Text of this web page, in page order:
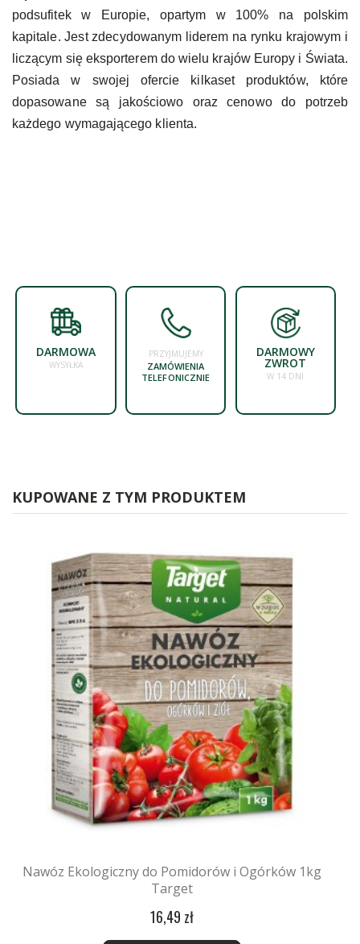
podsufitek w Europie, opartym w 100% na polskim
kapitale. Jest zdecydowanym liderem na rynku krajowym i
liczącym się eksporterem do wielu krajów Europy i Świata.
Posiada w swojej ofercie kilkaset produktów, które
dopasowane są jakościowo oraz cenowo do potrzeb
każdego wymagającego klienta.
DARMOWA
WYSYŁKA
PRZYJMUJEMY
ZAMÓWIENIA
TELEFONICZNIE
DARMOWY
ZWROT
W 14 DNI
KUPOWANE Z TYM PRODUKTEM
Nawóz Ekologiczny do Pomidorów i Ogórków 1kg
Target
16,49 zł